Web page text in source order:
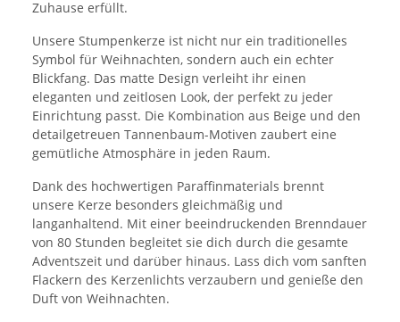
Zuhause erfüllt.
Unsere Stumpenkerze ist nicht nur ein traditionelles
Symbol für Weihnachten, sondern auch ein echter
Blickfang. Das matte Design verleiht ihr einen
eleganten und zeitlosen Look, der perfekt zu jeder
Einrichtung passt. Die Kombination aus Beige und den
detailgetreuen Tannenbaum-Motiven zaubert eine
gemütliche Atmosphäre in jeden Raum.
Dank des hochwertigen Paraffinmaterials brennt
unsere Kerze besonders gleichmäßig und
langanhaltend. Mit einer beeindruckenden Brenndauer
von 80 Stunden begleitet sie dich durch die gesamte
Adventszeit und darüber hinaus. Lass dich vom sanften
Flackern des Kerzenlichts verzaubern und genieße den
Duft von Weihnachten.